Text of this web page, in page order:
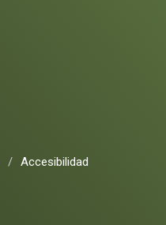
/ Accesibilidad